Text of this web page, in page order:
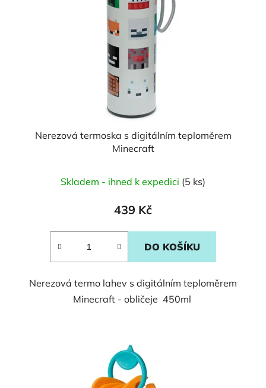
Nerezová termoska s digitálním teploměrem
Minecraft
Skladem - ihned k expedici (5 ks)
439 Kč
DO KOŠÍKU
Nerezová termo lahev s digitálním teploměrem
Minecraft - obličeje 450ml